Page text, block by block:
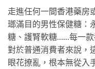
走進任何一間香港藥房
瑯滿目的男性保健糖：
糖、護腎軟糖……每一款
對於普通消費者來說，
眼花撩亂，根本無從入